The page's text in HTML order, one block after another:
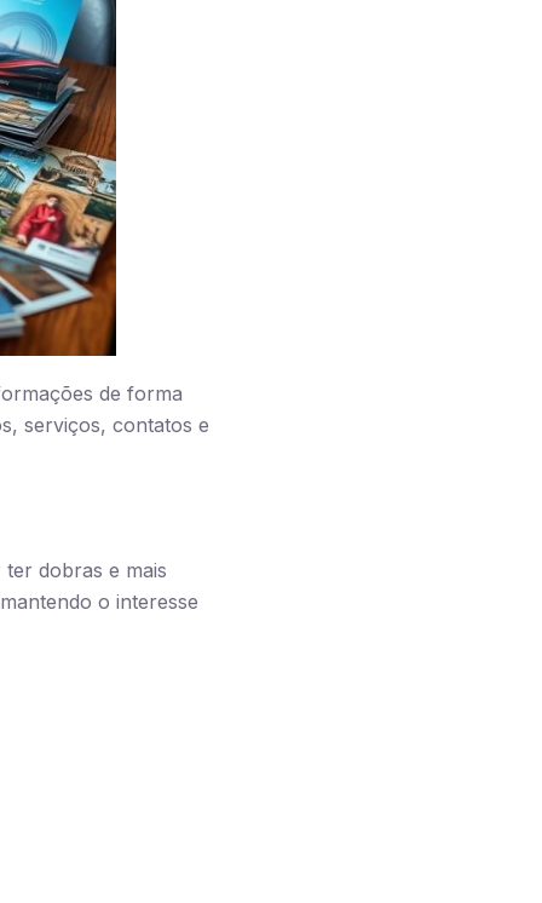
de forma
serviços, contatos e
dobras e mais
o interesse